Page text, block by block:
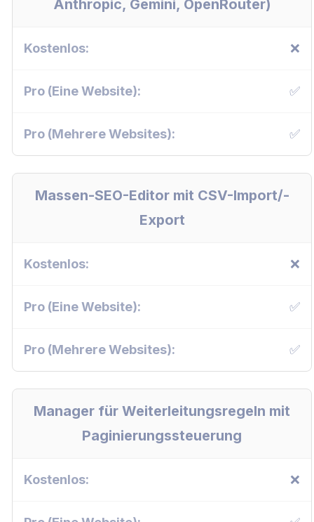
Anthropic, Gemini, OpenRouter)
❌
✅
✅
Massen-SEO-Editor mit CSV-Import/-
Export
❌
✅
✅
Manager für Weiterleitungsregeln mit
Paginierungssteuerung
❌